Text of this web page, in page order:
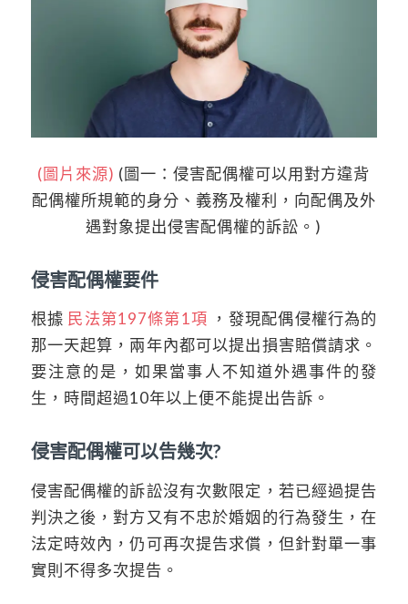
(圖片來源) (圖一：侵害配偶權可以用對方違背
配偶權所規範的身分、義務及權利，向配偶及外
遇對象提出侵害配偶權的訴訟。)
侵害配偶權要件
根據 民法第197條第1項 ，發現配偶侵權行為的
那一天起算，兩年內都可以提出損害賠償請求。
要注意的是，如果當事人不知道外遇事件的發
生，時間超過10年以上便不能提出告訴。
侵害配偶權可以告幾次?
侵害配偶權的訴訟沒有次數限定，若已經過提告
判決之後，對方又有不忠於婚姻的行為發生，在
法定時效內，仍可再次提告求償，但針對單一事
實則不得多次提告。